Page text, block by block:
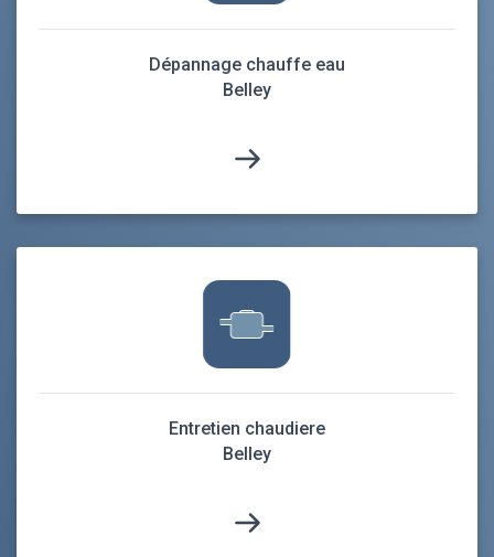
Dépannage chauffe eau
Belley
Entretien chaudiere
Belley